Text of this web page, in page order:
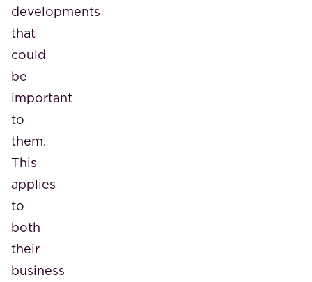
developments
that
could
be
important
to
them.
This
applies
to
both
their
business